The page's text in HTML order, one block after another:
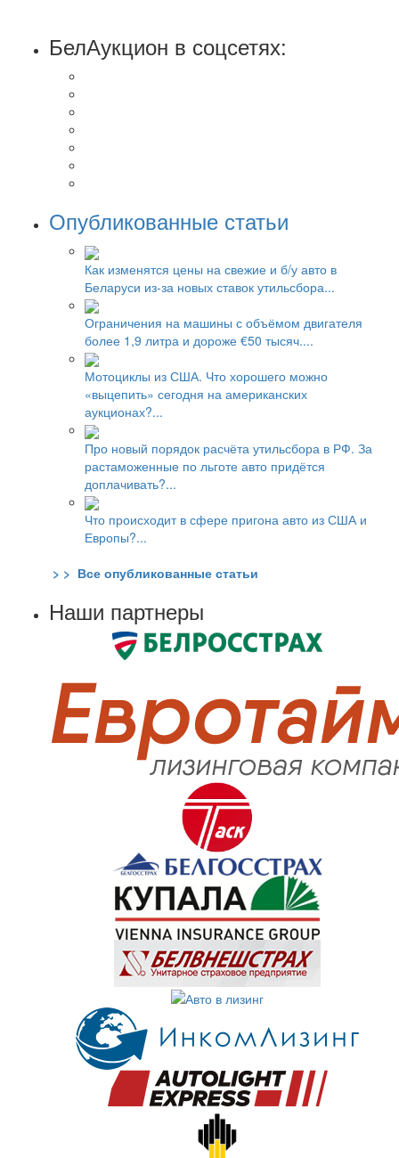
БелАукцион в соцсетях:
Опубликованные статьи
Как изменятся цены на свежие и б/у авто в
Беларуси из-за новых ставок утильсбора...
Ограничения на машины с объёмом двигателя
более 1,9 литра и дороже €50 тысяч....
Мотоциклы из США. Что хорошего можно
«выцепить» сегодня на американских
аукционах?...
Про новый порядок расчёта утильсбора в РФ. За
растаможенные по льготе авто придётся
доплачивать?...
Что происходит в сфере пригона авто из США и
Европы?...
> > Все опубликованные статьи
Наши партнеры